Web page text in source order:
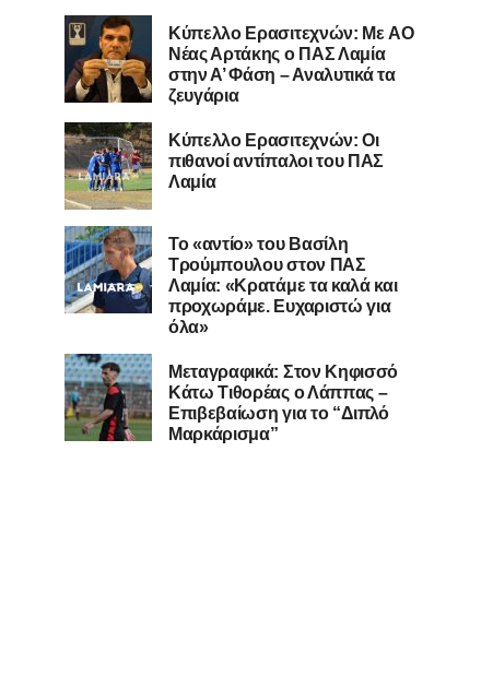
Kύπελλο Ερασιτεχνών: Με AO
Nέας Αρτάκης ο ΠΑΣ Λαμία
στην Α’ Φάση – Αναλυτικά τα
ζευγάρια
Κύπελλο Ερασιτεχνών: Οι
πιθανοί αντίπαλοι του ΠΑΣ
Λαμία
Το «αντίο» του Βασίλη
Τρούμπουλου στον ΠΑΣ
Λαμία: «Κρατάμε τα καλά και
προχωράμε. Ευχαριστώ για
όλα»
Μεταγραφικά: Στον Κηφισσό
Κάτω Τιθορέας ο Λάππας –
Επιβεβαίωση για το “Διπλό
Μαρκάρισμα”